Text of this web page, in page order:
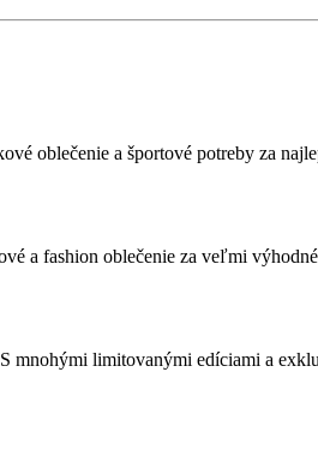
oblečenie a športové potreby za
a fashion oblečenie za veľmi
mnohými limitovanými edíciami a